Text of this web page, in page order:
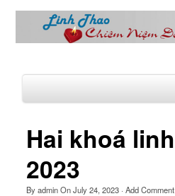
Linh Thao
Hai khoá
2023
ByadminOnJuly 24, 2023· Add Comment